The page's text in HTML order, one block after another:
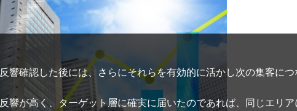
反響確認した後には、さらにそれらを有効的に活かし次の集客に
反響が高く、ターゲット層に確実に届いたのであれば、同じエリ